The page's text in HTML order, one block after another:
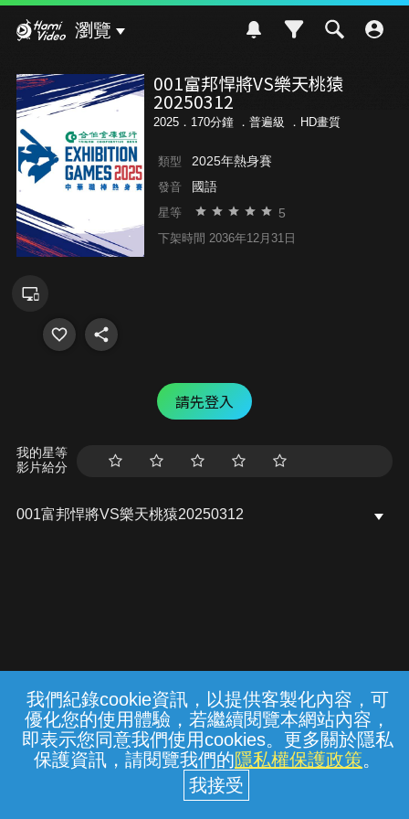
我們紀錄cookie資訊，以提供客製化內容，可
優化您的使用體驗，若繼續閱覽本網站內容，
即表示您同意我們使用cookies。更多關於隱私
保護資訊，請閱覽我們的隱私權保護政策。
瀏覽
001富邦悍將VS樂天桃猿
20250312
2025．170分鐘 ． 普遍級 ．HD畫質
類型 2025年熱身賽
發音 國語
星等 5
下架時間 2036年12月31日
請先登入
我的星等
影片給分
001富邦悍將VS樂天桃猿20250312
常見問題 線上客服 服務條款 隱私權保護
中華電信股份有限公司個人家庭分公司
(統一編號：96979949) © 2026
{{notifyMsg}}